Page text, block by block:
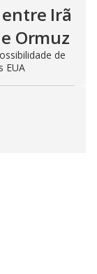
Irã
Ormuz
de
EUA